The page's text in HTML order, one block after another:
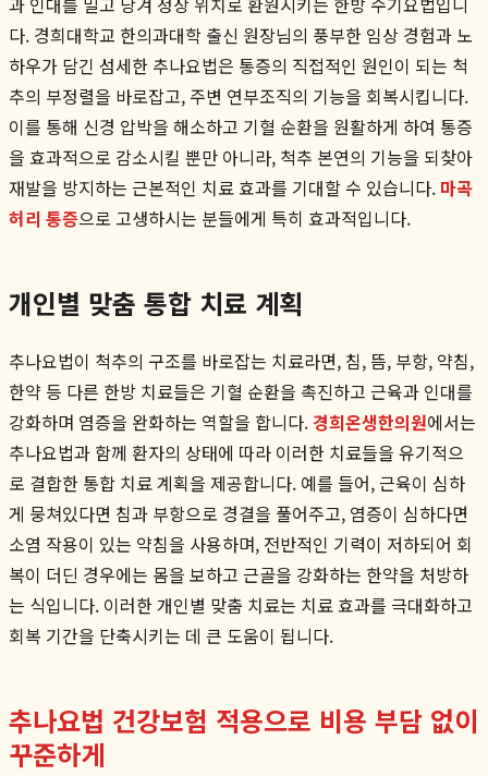
다. 경희대학교 한의과대학 출신 원장님의 풍부한 임상 경험과 노
하우가 담긴 섬세한 추나요법은 통증의 직접적인 원인이 되는 척
추의 부정렬을 바로잡고, 주변 연부조직의 기능을 회복시킵니다.
이를 통해 신경 압박을 해소하고 기혈 순환을 원활하게 하여 통증
을 효과적으로 감소시킬 뿐만 아니라, 척추 본연의 기능을 되찾아
재발을 방지하는 근본적인 치료 효과를 기대할 수 있습니다. 마곡
허리 통증으로 고생하시는 분들에게 특히 효과적입니다.
개인별 맞춤 통합 치료 계획
추나요법이 척추의 구조를 바로잡는 치료라면, 침, 뜸, 부항, 약침,
한약 등 다른 한방 치료들은 기혈 순환을 촉진하고 근육과 인대를
강화하며 염증을 완화하는 역할을 합니다. 경희온생한의원에서는
추나요법과 함께 환자의 상태에 따라 이러한 치료들을 유기적으
로 결합한 통합 치료 계획을 제공합니다. 예를 들어, 근육이 심하
게 뭉쳐있다면 침과 부항으로 경결을 풀어주고, 염증이 심하다면
소염 작용이 있는 약침을 사용하며, 전반적인 기력이 저하되어 회
복이 더딘 경우에는 몸을 보하고 근골을 강화하는 한약을 처방하
는 식입니다. 이러한 개인별 맞춤 치료는 치료 효과를 극대화하고
회복 기간을 단축시키는 데 큰 도움이 됩니다.
추나요법 건강보험 적용으로 비용 부담 없이
꾸준하게